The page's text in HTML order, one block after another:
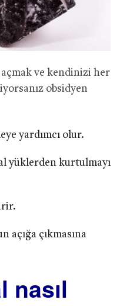
açmak ve kendinizi her
obsidyen
yardımcı olur.
yüklerden kurtulmayı
açığa çıkmasına
nasıl